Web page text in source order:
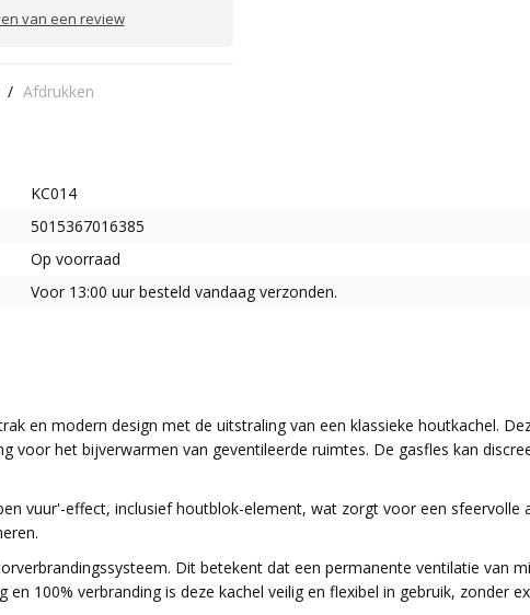
van een review
/ Afdrukken
KC014
5015367016385
Op voorraad
Voor 13:00 uur besteld vandaag verzonden.
en modern design met de uitstraling van een klassieke houtkachel.
voor het bijverwarmen van geventileerde ruimtes. De gasfles kan
vuur'-effect, inclusief houtblok-element, wat zorgt voor een
Dit betekent dat een permanente ventilatie van
100% verbranding is deze kachel veilig en flexibel in gebruik, zonder